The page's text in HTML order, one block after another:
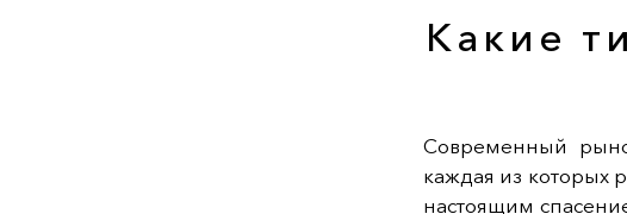
Какие
Современный
каждая из которых
настоящим